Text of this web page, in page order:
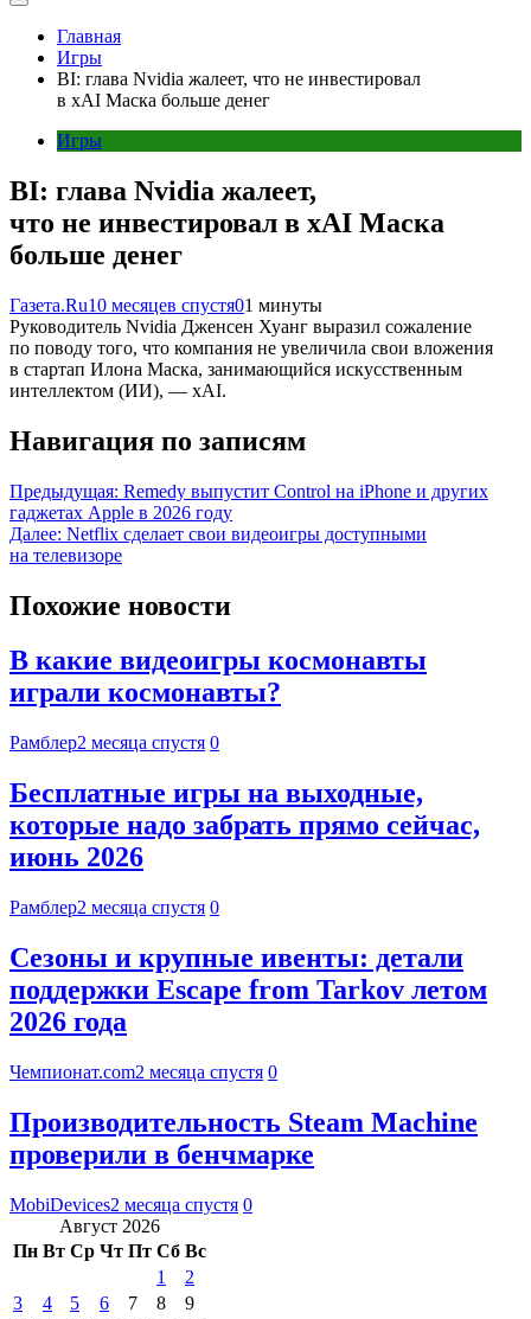
Главная
Игры
BI: глава Nvidia жалеет, что не инвестировал
в xAI Маска больше денег
Игры
BI: глава Nvidia жалеет,
что не инвестировал в xAI Маска
больше денег
Газета.Ru10 месяцев спустя01 минуты
Руководитель Nvidia Дженсен Хуанг выразил сожаление
по поводу того, что компания не увеличила свои вложения
в стартап Илона Маска, занимающийся искусственным
интеллектом (ИИ), — xAI.
Навигация по записям
Предыдущая: Remedy выпустит Control на iPhone и других
гаджетах Apple в 2026 году
Далее: Netflix сделает свои видеоигры доступными
на телевизоре
Похожие новости
В какие видеоигры космонавты
играли космонавты?
Рамблер2 месяца спустя 0
Бесплатные игры на выходные,
которые надо забрать прямо сейчас,
июнь 2026
Рамблер2 месяца спустя 0
Сезоны и крупные ивенты: детали
поддержки Escape from Tarkov летом
2026 года
Чемпионат.com2 месяца спустя 0
Производительность Steam Machine
проверили в бенчмарке
MobiDevices2 месяца спустя 0
Август 2026
Пн Вт Ср Чт Пт Сб Вс
1
2
3
4 5 6 7 8
9